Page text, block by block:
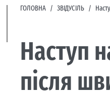
ГОЛОВНА ЗВІДУСІЛЬ
Наступ
після